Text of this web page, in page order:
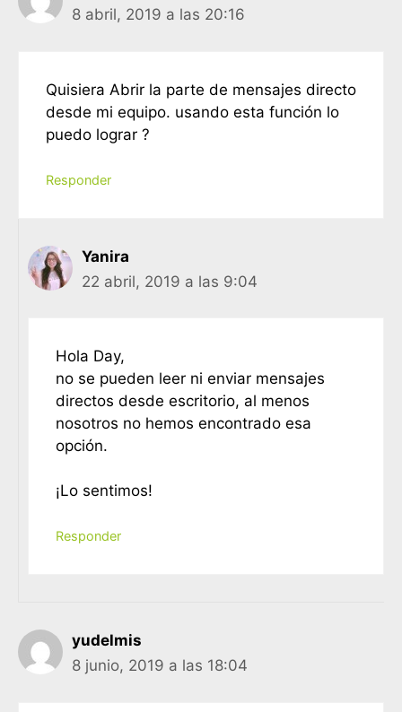
8 abril, 2019 a las 20:16
Quisiera Abrir la parte de mensajes directo
desde mi equipo. usando esta función lo
puedo lograr ?
Responder
Yanira
22 abril, 2019 a las 9:04
Hola Day,
no se pueden leer ni enviar mensajes
directos desde escritorio, al menos
nosotros no hemos encontrado esa
opción.
¡Lo sentimos!
Responder
yudelmis
8 junio, 2019 a las 18:04